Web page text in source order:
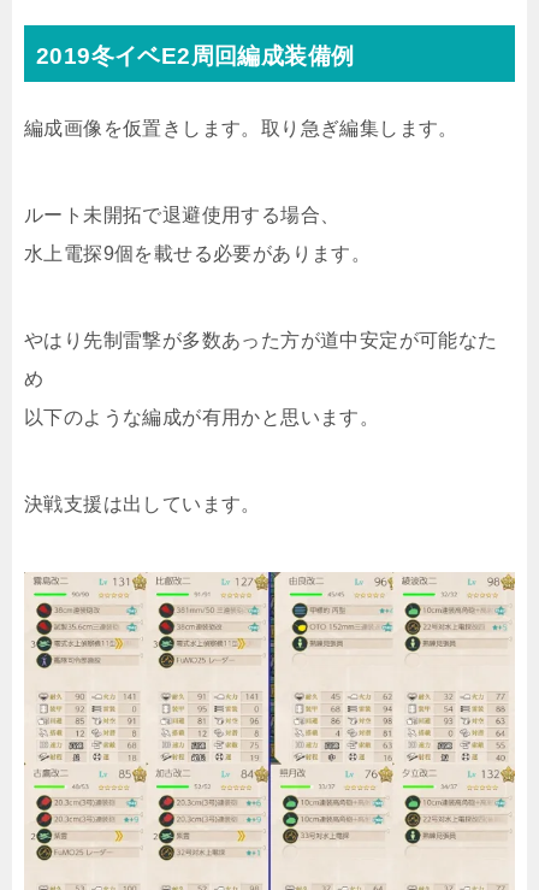
2019冬イベE2周回編成装備例
編成画像を仮置きします。取り急ぎ編集します。
ルート未開拓で退避使用する場合、
水上電探9個を載せる必要があります。
やはり先制雷撃が多数あった方が道中安定が可能なた
め
以下のような編成が有用かと思います。
決戦支援は出しています。